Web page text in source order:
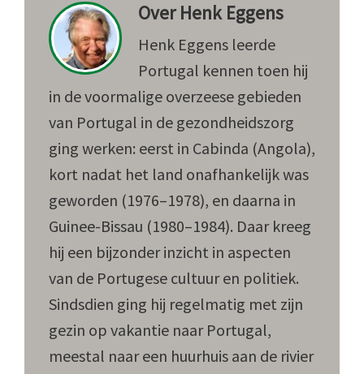
OverHenk Eggens
Henk Eggens leerde
Portugal kennen toen hij
in de voormalige overzeese gebieden
van Portugal in de gezondheidszorg
ging werken: eerst in Cabinda (Angola),
kort nadat het land onafhankelijk was
geworden (1976–1978), en daarna in
Guinee-Bissau (1980–1984). Daar kreeg
hij een bijzonder inzicht in aspecten
van de Portugese cultuur en politiek.
Sindsdien ging hij regelmatig met zijn
gezin op vakantie naar Portugal,
meestal naar een huurhuis aan de rivier